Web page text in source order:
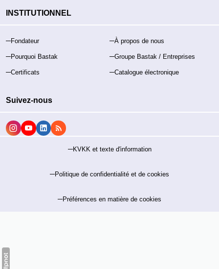
INSTITUTIONNEL
Fondateur À propos de nous
Pourquoi Bastak Groupe Bastak / Entreprises
Certificats Catalogue électronique
Suivez-nous
KVKK et texte d'information
Politique de confidentialité et de cookies
Préférences en matière de cookies